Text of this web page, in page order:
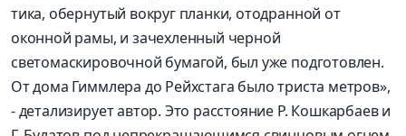
тика, обернутый вокруг планки, отодранной от
оконной рамы, и зачехленный черной
светомаскировочной бумагой, был уже подготовлен.
От дома Гиммлера до Рейхстага было триста метров»,
- детализирует автор. Это расстояние Р. Кошкарбаев и